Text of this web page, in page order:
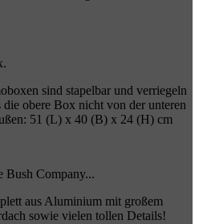
sind stapelbar und verriegeln
die obere Box nicht von der unteren
51 (L) x 40 (B) x 24 (H) cm
Bush Company...
aus Aluminium mit großem
sowie vielen tollen Details!